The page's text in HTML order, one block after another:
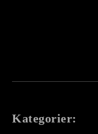
Kategorier: